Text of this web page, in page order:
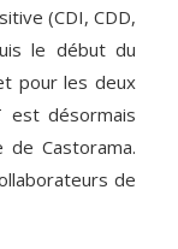
(CDI, CDD,
le début du
pour les deux
est désormais
Castorama.
de